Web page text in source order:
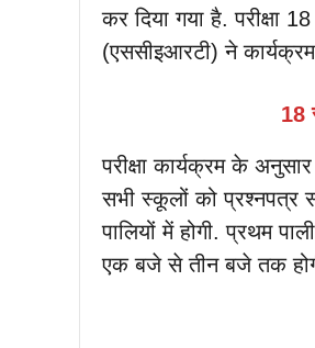
कर दिया गया है. परीक्षा
(एससीइआरटी) ने कार्यक्रम
18
परीक्षा कार्यक्रम के
सभी स्कूलों को प्रश्नपत्र
पालियों में होगी. प्रथम
एक बजे से तीन बजे तक